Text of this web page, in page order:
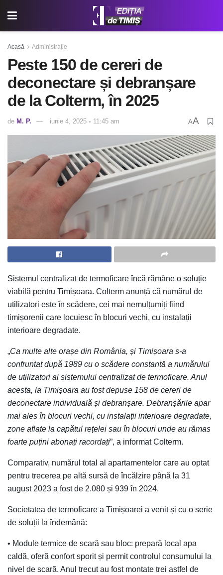
Acasă Administrație
Peste 150 de cereri de
deconectare și debranșare
de la Colterm, în 2025
de M. P. iunie 4, 2025 ◦ 11:45 am AA
Sistemul centralizat de termoficare încă rămâne o soluție
viabilă pentru Timișoara. Colterm anunță că numărul de
utilizatori este în scădere, cei mai nemulțumiți fiind
timișorenii care locuiesc în blocuri vechi, cu instalații
interioare degradate.
„Ca multe alte orașe din România, și Timișoara s-a
confruntat după 1989 cu o scădere constantă a numărului
de utilizatori ai sistemului centralizat de termoficare. Anul
acesta, la Timișoara au fost depuse 158 de cereri de
deconectare individuală și debranșare. Debranșările apar
mai ales în blocuri vechi, cu instalații interioare degradate,
zone aflate la capătul rețelei sau în blocuri unde au rămas
foarte puțini abonați racordați”, a informat Colterm.
Comparativ, numărul total al apartamentelor care au optat
pentru trecerea pe altă sursă de încălzire până la 31
august 2023 a fost de 2.080 și 939 în 2024.
Societatea de termoficare a Timișoarei a venit și cu o serie
de soluții la îndemână:
• Module termice de scară sau bloc: prepară local apa
caldă, oferă confort sporit și permit controlul consumului la
nivel de scară. Anul trecut au fost montate trei astfel de